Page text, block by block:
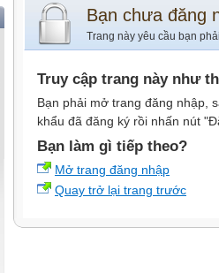
Bạn chưa đăng
Trang này yêu cầu bạn
Truy cập trang này như
Bạn phải mở trang đăng nhập,
khẩu đã đăng ký rồi nhấn nút
Bạn làm gì tiếp theo?
Mở trang đăng nhập
Quay trở lại trang trước